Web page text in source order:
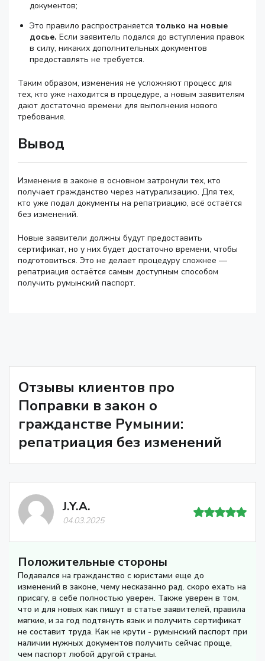
документов;
Это правило распространяется только на новые
досье. Если заявитель подался до вступления правок
в силу, никаких дополнительных документов
предоставлять не требуется.
Таким образом, изменения не усложняют процесс для
тех, кто уже находится в процедуре, а новым заявителям
дают достаточно времени для выполнения нового
требования.
Вывод
Изменения в законе в основном затронули тех, кто
получает гражданство через натурализацию. Для тех,
кто уже подал документы на репатриацию, всё остаётся
без изменений.
Новые заявители должны будут предоставить
сертификат, но у них будет достаточно времени, чтобы
подготовиться. Это не делает процедуру сложнее —
репатриация остаётся самым доступным способом
получить румынский паспорт.
Отзывы клиентов про
Поправки в закон о
гражданстве Румынии:
репатриация без изменений
J.Y.A.
04.03.2025
Положительные стороны
Подавался на гражданство с юристами еще до
изменений в законе, чему несказанно рад. скоро ехать на
присягу, в себе полностью уверен. Также уверен в том,
что и для новых как пишут в статье заявителей, правила
мягкие, и за год подтянуть язык и получить сертификат
не составит труда. Как не крути - румынский паспорт при
наличии нужных документов получить сейчас проще,
чем паспорт любой другой страны.